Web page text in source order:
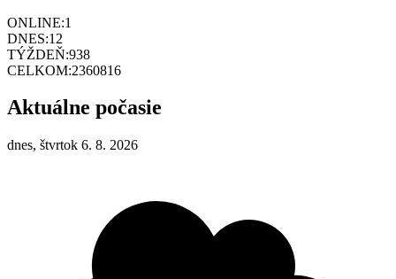
ONLINE:1
DNES:12
TÝŽDEŇ:938
CELKOM:2360816
Aktuálne počasie
dnes, štvrtok 6. 8. 2026